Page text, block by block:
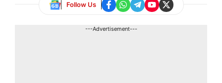
Follow Us
---Advertisement---